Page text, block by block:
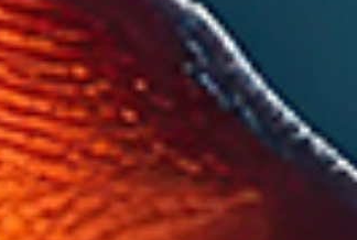
isolatie zorgt